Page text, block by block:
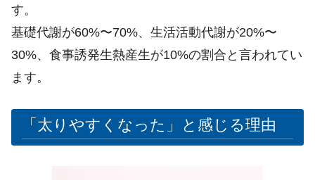
す。
基礎代謝が60%〜70%、生活活動代謝が20%〜
30%、食事誘発生熱産生が10%の割合と言われてい
ます。
「太りやすくなった」と感じる理由